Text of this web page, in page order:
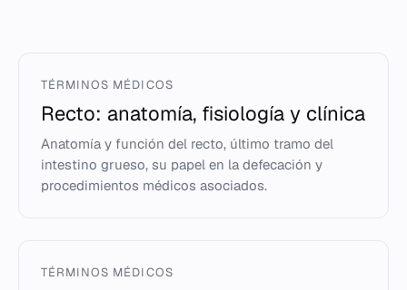
TÉRMINOS MÉDICOS
Recto: anatomía, fisiología y clínica
Anatomía y función del recto, último tramo del
intestino grueso, su papel en la defecación y
procedimientos médicos asociados.
TÉRMINOS MÉDICOS